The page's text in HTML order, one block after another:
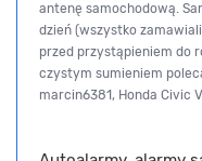
antenę samochodową.
dzień (wszystko
przed przystąpieniem do
czystym sumieniem
marcin6381, Honda Civic